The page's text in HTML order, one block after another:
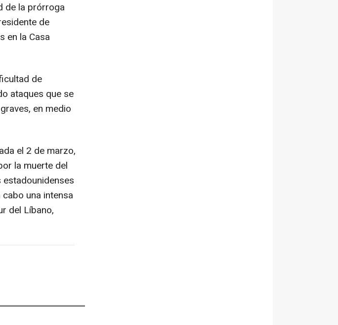
de la prórroga
de
en la Casa
de
ataques que se
en medio
el 2 de marzo,
la muerte del
una intensa
del Líbano,